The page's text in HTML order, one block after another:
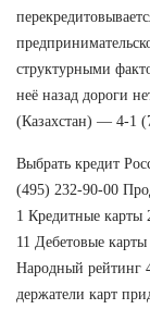
структурными
неё назад дороги
(Казахстан) — 4-1
Выбрать кредит
(495) 232-90-00
1 Кредитные карты
11 Дебетовые
Народный рейтинг
держатели карт